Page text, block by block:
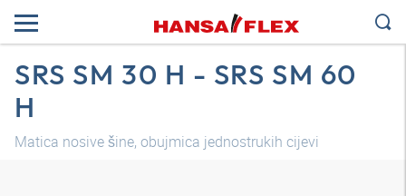
SRS SM 30 H - SRS SM 60
H
Matica nosive šine, obujmica jednostrukih cijevi